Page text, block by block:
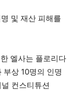
및 재산 피해를
엘사는 플로리다
부상 10명의 인명
컨스티튜션